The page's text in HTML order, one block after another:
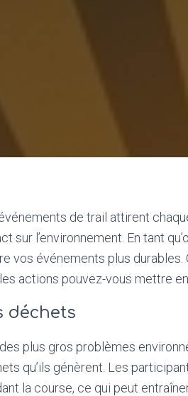
de trail attirent
sur l’environnement. En tant
vos événements plus
actions pouvez-vous mettre
déchets
des plus gros problèmes
qu’ils génèrent. Les
la course, ce qui peut